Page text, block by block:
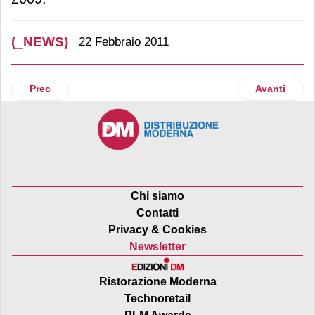
(_NEWS) 22 Febbraio 2011
Articolo precedente: Penny Market on air con tre nuovi
Prec Articolo
Avanti
Chi siamo
Contatti
Privacy & Cookies
Newsletter
Ristorazione Moderna
Technoretail